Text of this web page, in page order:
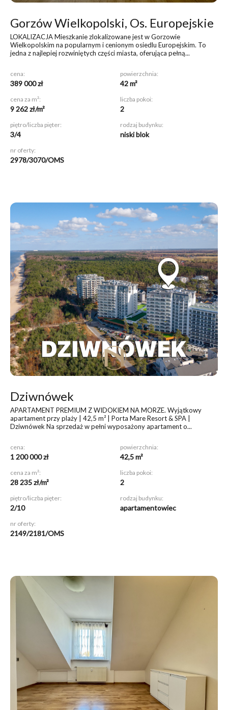
Gorzów Wielkopolski, Os. Europejskie
LOKALIZACJA Mieszkanie zlokalizowane jest w Gorzowie
Wielkopolskim na popularnym i cenionym osiedlu Europejskim. To
jedna z najlepiej rozwiniętych części miasta, oferująca pełną...
cena:
389 000 zł
powierzchnia:
42 m²
cena za m²:
9 262 zł/m²
liczba pokoi:
2
piętro/liczba pięter:
3/4
rodzaj budynku:
niski blok
nr oferty:
2978/3070/OMS
Dziwnówek
APARTAMENT PREMIUM Z WIDOKIEM NA MORZE. Wyjątkowy
apartament przy plaży | 42,5 m² | Porta Mare Resort & SPA |
Dziwnówek Na sprzedaż w pełni wyposażony apartament o...
cena:
1 200 000 zł
powierzchnia:
42,5 m²
cena za m²:
28 235 zł/m²
liczba pokoi:
2
piętro/liczba pięter:
2/10
rodzaj budynku:
apartamentowiec
nr oferty:
2149/2181/OMS